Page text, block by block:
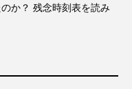
か？ 残念時刻表を読み